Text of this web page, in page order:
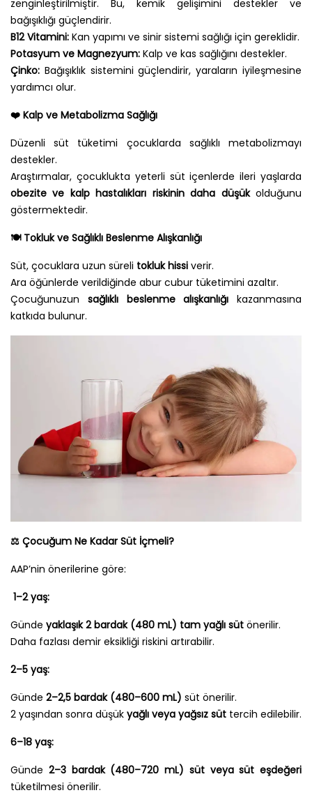
zenginleştirilmiştir. Bu, kemik gelişimini destekler ve
bağışıklığı güçlendirir.
B12 Vitamini: Kan yapımı ve sinir sistemi sağlığı için gereklidir.
Potasyum ve Magnezyum: Kalp ve kas sağlığını destekler.
Çinko: Bağışıklık sistemini güçlendirir, yaraların iyileşmesine
yardımcı olur.
❤️ Kalp ve Metabolizma Sağlığı
Düzenli süt tüketimi çocuklarda sağlıklı metabolizmayı
destekler.
Araştırmalar, çocuklukta yeterli süt içenlerde ileri yaşlarda
obezite ve kalp hastalıkları riskinin daha düşükolduğunu
göstermektedir.
🍽️ Tokluk ve Sağlıklı Beslenme Alışkanlığı
Süt, çocuklara uzun süreli tokluk hissi verir.
Ara öğünlerde verildiğinde abur cubur tüketimini azaltır.
Çocuğunuzun sağlıklı beslenme alışkanlığı kazanmasına
katkıda bulunur.
⚖️ Çocuğum Ne Kadar Süt İçmeli?
AAP’nin önerilerine göre:
1–2 yaş:
Günde yaklaşık 2 bardak (480 mL) tam yağlı süt önerilir.
Daha fazlası demir eksikliği riskini artırabilir.
2–5 yaş:
Günde 2–2,5 bardak (480–600 mL) süt önerilir.
2 yaşından sonra düşük yağlı veya yağsız süt tercih edilebilir.
6–18 yaş:
Günde 2–3 bardak (480–720 mL) süt veya süt eşdeğeri
tüketilmesi önerilir.